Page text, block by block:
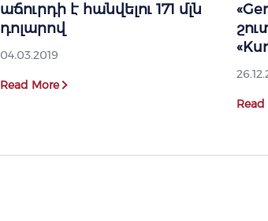
աճուրդի է հանվելու 171 մլն
դոլարով
04.03.2019
Read More